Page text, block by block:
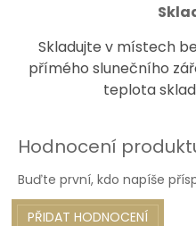
Skladujte v místech
přímého slunečního
teplota
Hodnocení
Buďte první, kdo napíše
PŘIDAT HODNOCENÍ